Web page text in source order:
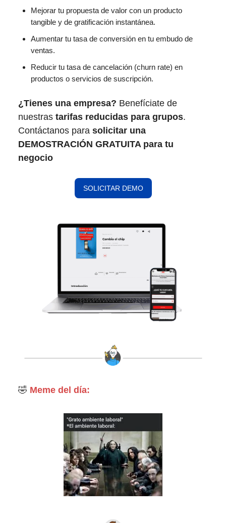
Mejorar tu propuesta de valor con un producto
tangible y de gratificación instantánea.
Aumentar tu tasa de conversión en tu embudo de
ventas.
Reducir tu tasa de cancelación (churn rate) en
productos o servicios de suscripción.
¿Tienes una empresa? Benefíciate de
nuestras tarifas reducidas para grupos.
Contáctanos para solicitar una
DEMOSTRACIÓN GRATUITA para tu
negocio
SOLICITAR DEMO
🤣 Meme del día: